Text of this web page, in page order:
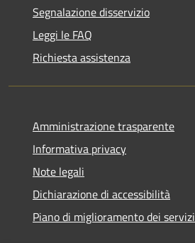
Segnalazione disservizio
Leggi le FAQ
Richiesta assistenza
Amministrazione trasparente
Informativa privacy
Note legali
Dichiarazione di accessibilità
Piano di miglioramento dei servizi